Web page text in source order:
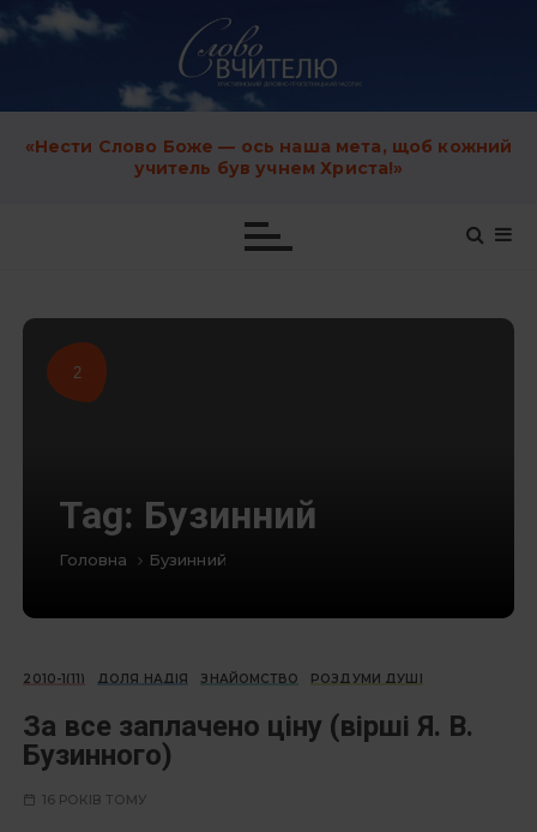
k
o
«Нести Слово Боже — ось наша мета, щоб кожний
учитель був учнем Христа!»
2
Tag: Бузинний
Головна Бузинний
2010-1(11) ДОЛЯ НАДІЯ ЗНАЙОМСТВО РОЗДУМИ ДУШІ
За все заплачено ціну (вірші Я. В.
Бузинного)
16 РОКІВ ТОМУ